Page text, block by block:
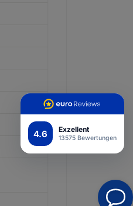
4.6 Exzellent
13575 Bewertungen